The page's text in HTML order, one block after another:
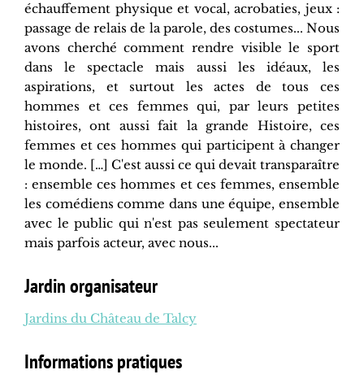
échauffement physique et vocal, acrobaties, jeux :
passage de relais de la parole, des costumes... Nous
avons cherché comment rendre visible le sport
dans le spectacle mais aussi les idéaux, les
aspirations, et surtout les actes de tous ces
hommes et ces femmes qui, par leurs petites
histoires, ont aussi fait la grande Histoire, ces
femmes et ces hommes qui participent à changer
le monde. […] C'est aussi ce qui devait transparaître
: ensemble ces hommes et ces femmes, ensemble
les comédiens comme dans une équipe, ensemble
avec le public qui n'est pas seulement spectateur
mais parfois acteur, avec nous...
Jardin organisateur
Jardins du Château de Talcy
Informations pratiques